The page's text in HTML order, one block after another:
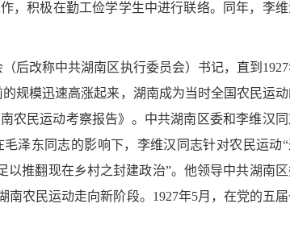
，积极在勤工俭学学生中进行联络。同年，李维
后改称中共湖南区执行委员会）书记，直到
规模迅速高涨起来，湖南成为当时全国农民运动
农民运动考察报告》。中共湖南区委和李维汉
泽东同志的影响下，李维汉同志针对农民运动“
以推翻现在乡村之封建政治”。他领导中共湖南
农民运动走向新阶段。1927年5月，在党的五